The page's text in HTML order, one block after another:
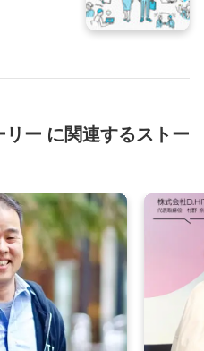
ー に関連するストー